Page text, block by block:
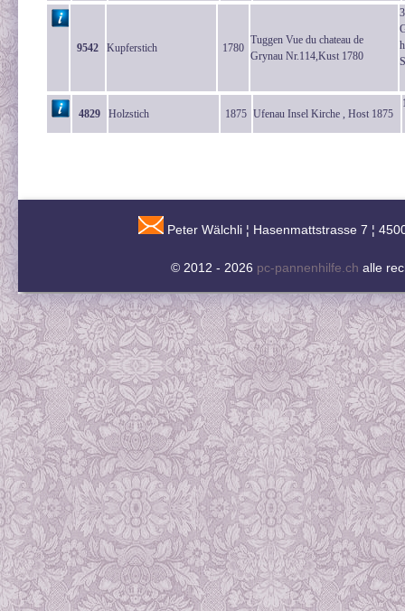
9542 Kupferstich 1780
Tuggen Vue du chateau de
Grynau Nr.114,Kust 1780
4829 Holzstich 1875 Ufenau Insel Kirche , Host 1875
Peter Wälchli ¦ Hasenmattstrasse 7 ¦
© 2012 - 2026 pc-pannenhilfe.ch alle